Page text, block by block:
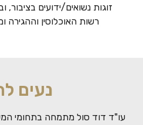
זוגות נשואים/ידועים בציבור,
רשות האוכלוסין וההגירה
נעים
עו"ד דוד סול מתמחה בתחומי